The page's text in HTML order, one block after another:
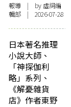
報導 | by 虛詞編
輯部 | 2026-07-28
日本著名推理
小說大師、
「神探伽利
略」系列、
《解憂雜貨
店》作者東野